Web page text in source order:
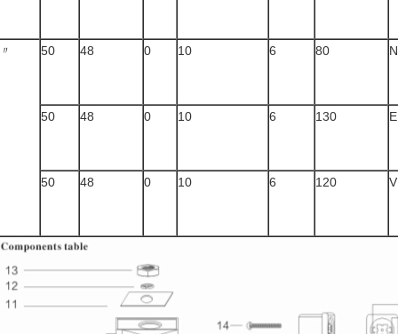
〃 50 48 0 10 6 80
50 48 0 10 6 130
50
48 0 10 6 120